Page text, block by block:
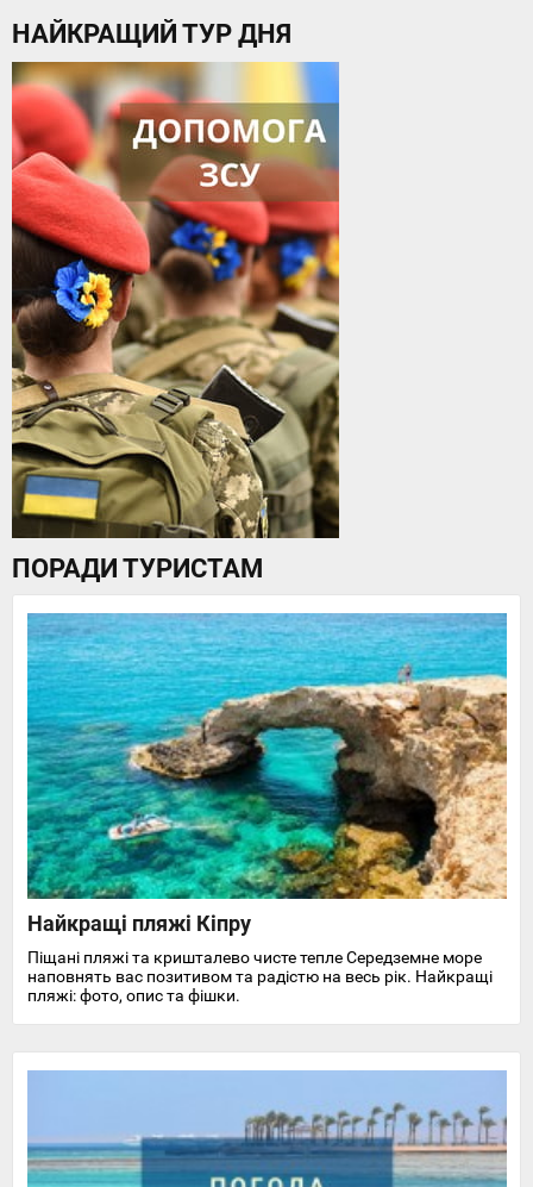
НАЙКРАЩИЙ ТУР ДНЯ
ПОРАДИ ТУРИСТАМ
Найкращі пляжі Кіпру
Піщані пляжі та кришталево чисте тепле Середземне море
наповнять вас позитивом та радістю на весь рік. Найкращі
пляжі: фото, опис та фішки.